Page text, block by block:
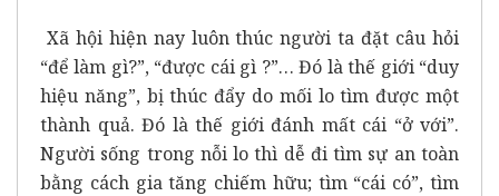
Xã hội hiện nay luôn thúc người ta đặt câu hỏi
“để làm gì?”, “được cái gì ?”… Đó là thế giới “duy
hiệu năng”, bị thúc đẩy do mối lo tìm được một
thành quả. Đó là thế giới đánh mất cái “ở với”.
Người sống trong nỗi lo thì dễ đi tìm sự an toàn
bằng cách gia tăng chiếm hữu; tìm “cái có”, tìm